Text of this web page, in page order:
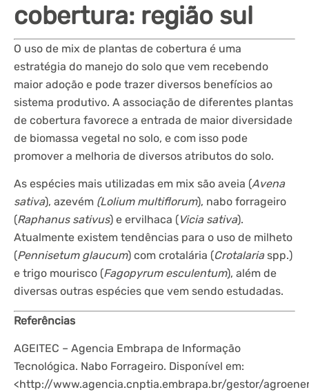
cobertura: região sul
O uso de mix de plantas de cobertura é uma
estratégia do manejo do solo que vem recebendo
maior adoção e pode trazer diversos benefícios ao
sistema produtivo. A associação de diferentes plantas
de cobertura favorece a entrada de maior diversidade
de biomassa vegetal no solo, e com isso pode
promover a melhoria de diversos atributos do solo.
As espécies mais utilizadas em mix são aveia (Avena
sativa), azevém (Lolium multiflorum), nabo forrageiro
(Raphanus sativus) e ervilhaca (Vicia sativa).
Atualmente existem tendências para o uso de milheto
(Pennisetum glaucum) com crotalária (Crotalariaspp.)
e trigo mourisco (Fagopyrum esculentum), além de
diversas outras espécies que vem sendo estudadas.
Referências
AGEITEC – Agencia Embrapa de Informação
Tecnológica. Nabo Forrageiro. Disponível em:
<http://www.agencia.cnptia.embrapa.br/gestor/